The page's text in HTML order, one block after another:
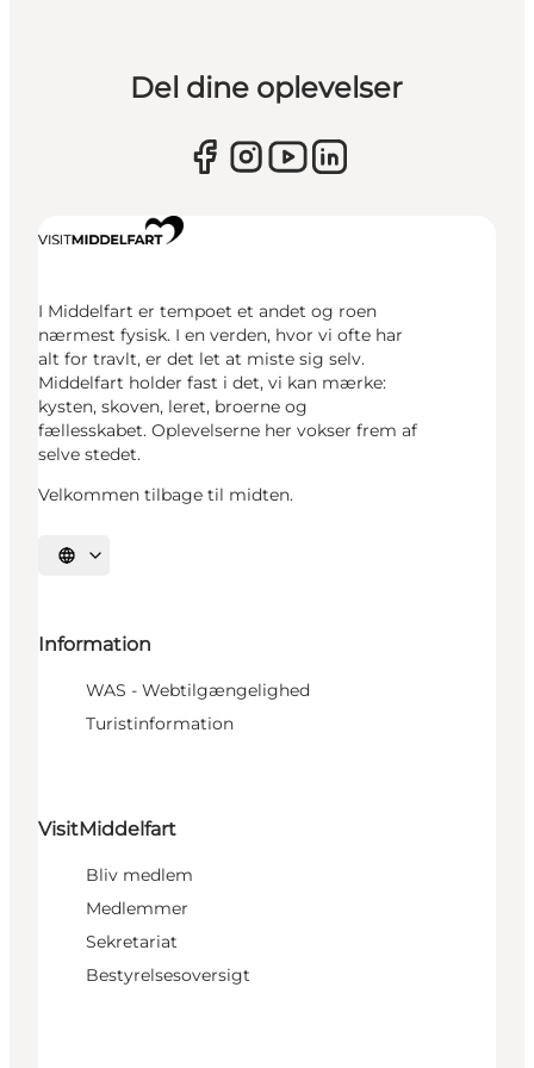
Del dine oplevelser
I Middelfart er tempoet et andet og roen
nærmest fysisk. I en verden, hvor vi ofte har
alt for travlt, er det let at miste sig selv.
Middelfart holder fast i det, vi kan mærke:
kysten, skoven, leret, broerne og
fællesskabet. Oplevelserne her vokser frem af
selve stedet.
Velkommen tilbage til midten.
Vælg sprog
Information
WAS - Webtilgængelighed
Turistinformation
VisitMiddelfart
Bliv medlem
Medlemmer
Sekretariat
Bestyrelsesoversigt